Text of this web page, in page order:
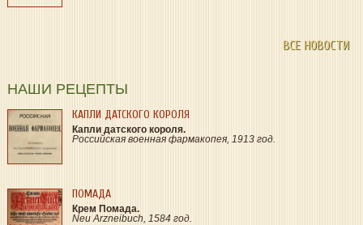
ВСЕ НОВОСТИ
НАШИ РЕЦЕПТЫ
КАПЛИ ДАТСКОГО КОРОЛЯ
Капли датского короля.
Российская военная фармакопея, 1913 год.
ПОМАДА
Крем Помада.
Neu Arzneibuch, 1584 год.